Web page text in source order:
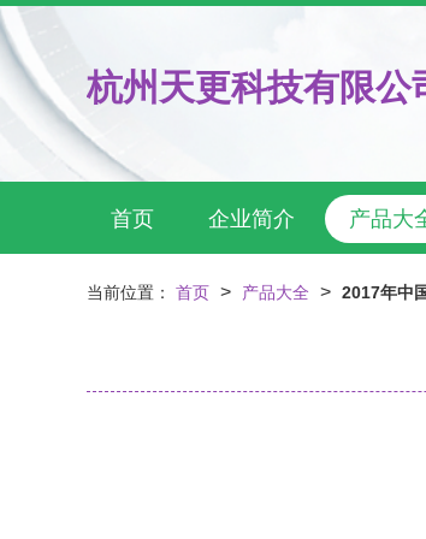
杭州天更科技有限公
首页 企业简介 产品大
当前位置： 首页 > 产品大全 > 2017年中